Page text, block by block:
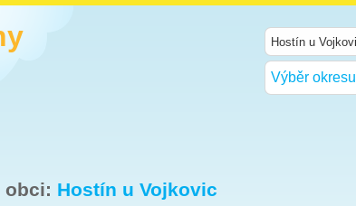
Výběr okresu
obci: Hostín u Vojkovic